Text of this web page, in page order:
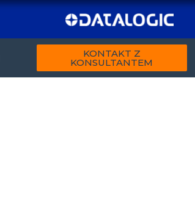
KONTAKT Z
KONSULTANTEM